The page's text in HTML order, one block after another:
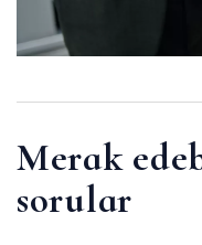
Merak
sorular